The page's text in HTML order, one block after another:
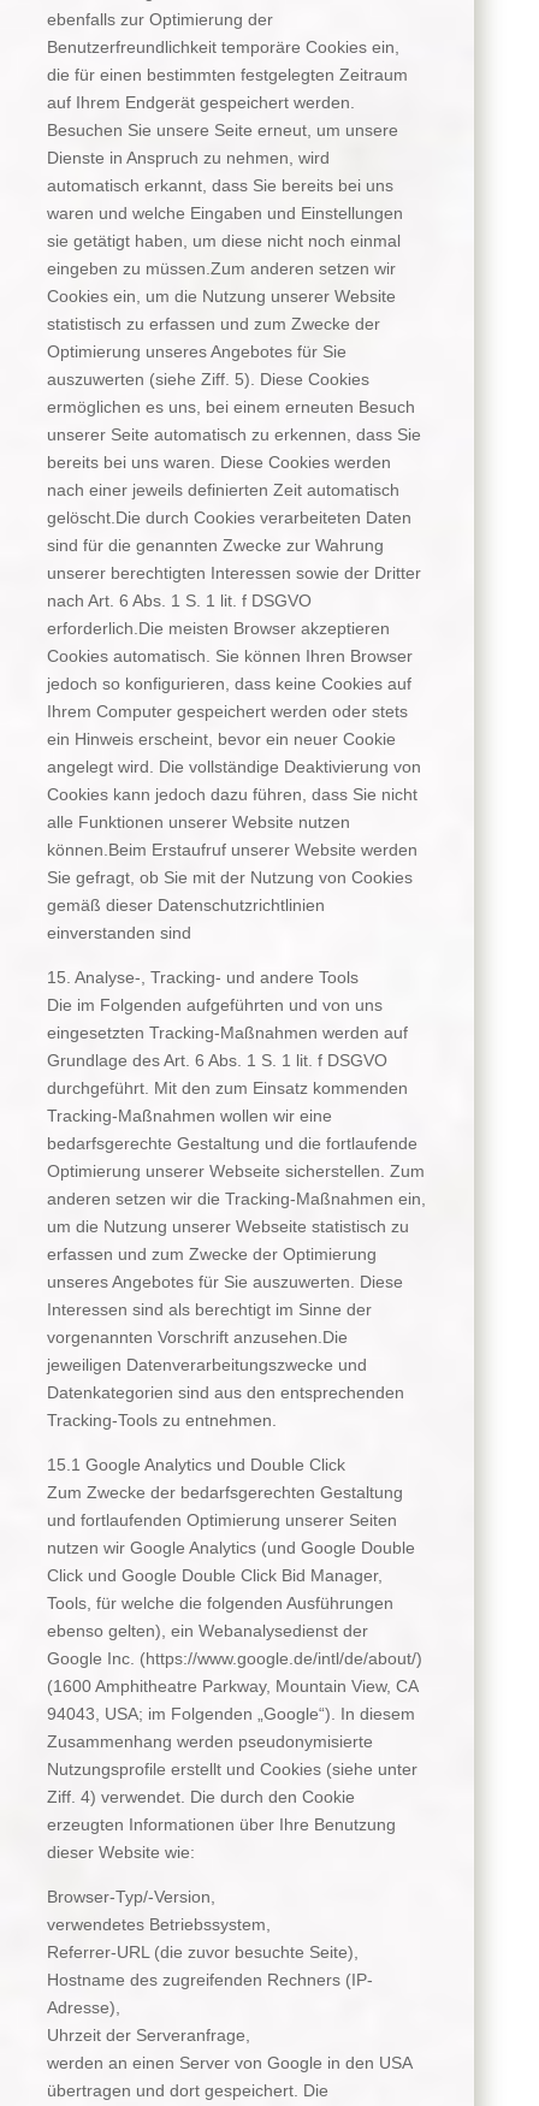
ebenfalls zur Optimierung der
Benutzerfreundlichkeit temporäre Cookies ein,
die für einen bestimmten festgelegten Zeitraum
auf Ihrem Endgerät gespeichert werden.
Besuchen Sie unsere Seite erneut, um unsere
Dienste in Anspruch zu nehmen, wird
automatisch erkannt, dass Sie bereits bei uns
waren und welche Eingaben und Einstellungen
sie getätigt haben, um diese nicht noch einmal
eingeben zu müssen.Zum anderen setzen wir
Cookies ein, um die Nutzung unserer Website
statistisch zu erfassen und zum Zwecke der
Optimierung unseres Angebotes für Sie
auszuwerten (siehe Ziff. 5). Diese Cookies
ermöglichen es uns, bei einem erneuten Besuch
unserer Seite automatisch zu erkennen, dass Sie
bereits bei uns waren. Diese Cookies werden
nach einer jeweils definierten Zeit automatisch
gelöscht.Die durch Cookies verarbeiteten Daten
sind für die genannten Zwecke zur Wahrung
unserer berechtigten Interessen sowie der Dritter
nach Art. 6 Abs. 1 S. 1 lit. f DSGVO
erforderlich.Die meisten Browser akzeptieren
Cookies automatisch. Sie können Ihren Browser
jedoch so konfigurieren, dass keine Cookies auf
Ihrem Computer gespeichert werden oder stets
ein Hinweis erscheint, bevor ein neuer Cookie
angelegt wird. Die vollständige Deaktivierung von
Cookies kann jedoch dazu führen, dass Sie nicht
alle Funktionen unserer Website nutzen
können.Beim Erstaufruf unserer Website werden
Sie gefragt, ob Sie mit der Nutzung von Cookies
gemäß dieser Datenschutzrichtlinien
einverstanden sind
15. Analyse-, Tracking- und andere Tools
Die im Folgenden aufgeführten und von uns
eingesetzten Tracking-Maßnahmen werden auf
Grundlage des Art. 6 Abs. 1 S. 1 lit. f DSGVO
durchgeführt. Mit den zum Einsatz kommenden
Tracking-Maßnahmen wollen wir eine
bedarfsgerechte Gestaltung und die fortlaufende
Optimierung unserer Webseite sicherstellen. Zum
anderen setzen wir die Tracking-Maßnahmen ein,
um die Nutzung unserer Webseite statistisch zu
erfassen und zum Zwecke der Optimierung
unseres Angebotes für Sie auszuwerten. Diese
Interessen sind als berechtigt im Sinne der
vorgenannten Vorschrift anzusehen.Die
jeweiligen Datenverarbeitungszwecke und
Datenkategorien sind aus den entsprechenden
Tracking-Tools zu entnehmen.
15.1 Google Analytics und Double Click
Zum Zwecke der bedarfsgerechten Gestaltung
und fortlaufenden Optimierung unserer Seiten
nutzen wir Google Analytics (und Google Double
Click und Google Double Click Bid Manager,
Tools, für welche die folgenden Ausführungen
ebenso gelten), ein Webanalysedienst der
Google Inc. (https://www.google.de/intl/de/about/)
(1600 Amphitheatre Parkway, Mountain View, CA
94043, USA; im Folgenden „Google“). In diesem
Zusammenhang werden pseudonymisierte
Nutzungsprofile erstellt und Cookies (siehe unter
Ziff. 4) verwendet. Die durch den Cookie
erzeugten Informationen über Ihre Benutzung
dieser Website wie:
Browser-Typ/-Version,
verwendetes Betriebssystem,
Referrer-URL (die zuvor besuchte Seite),
Hostname des zugreifenden Rechners (IP-
Adresse),
Uhrzeit der Serveranfrage,
werden an einen Server von Google in den USA
übertragen und dort gespeichert. Die